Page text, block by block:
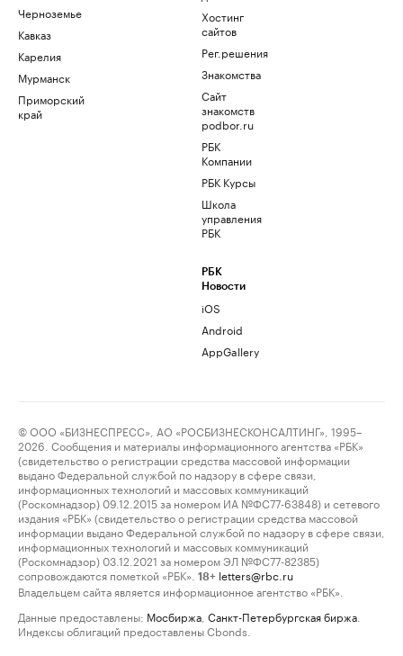
Черноземье
Кавказ
Карелия
Мурманск
Приморский
край
Хостинг
сайтов
Рег.решения
Знакомства
Сайт
знакомств
podbor.ru
РБК
Компании
РБК Курсы
Школа
управления
РБК
РБК
Новости
iOS
Android
AppGallery
© ООО «БИЗНЕСПРЕСС», АО «РОСБИЗНЕСКОНСАЛТИНГ», 1995–
2026. Сообщения и материалы информационного агентства «РБК»
(свидетельство о регистрации средства массовой информации
выдано Федеральной службой по надзору в сфере связи,
информационных технологий и массовых коммуникаций
(Роскомнадзор) 09.12.2015 за номером ИА №ФС77-63848) и сетевого
издания «РБК» (свидетельство о регистрации средства массовой
информации выдано Федеральной службой по надзору в сфере связи,
информационных технологий и массовых коммуникаций
(Роскомнадзор) 03.12.2021 за номером ЭЛ №ФС77-82385)
сопровождаются пометкой «РБК».
18+ letters@rbc.ru
Владельцем сайта является информационное агентство «РБК».
Данные предоставлены: Мосбиржа Санкт-Петербургская биржа
Индексы облигаций предоставлены Cbonds.